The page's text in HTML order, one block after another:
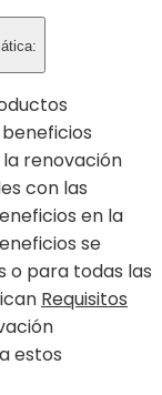
renovación
con las
en la
se
o para todas las
Requisitos
estos